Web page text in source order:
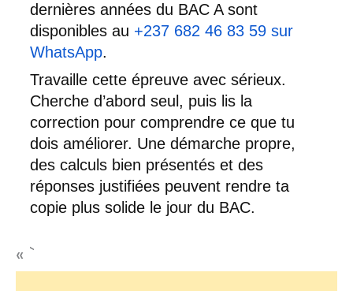
dernières années du BAC A sont
disponibles au +237 682 46 83 59 sur
WhatsApp.
Travaille cette épreuve avec sérieux.
Cherche d’abord seul, puis lis la
correction pour comprendre ce que tu
dois améliorer. Une démarche propre,
des calculs bien présentés et des
réponses justifiées peuvent rendre ta
copie plus solide le jour du BAC.
« `